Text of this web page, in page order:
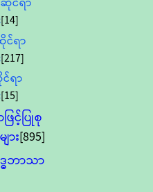
[14]
င်ရာ
[217]
ရာ
[15]
င့်ပြုစု
ား[895]
ဘာသာ